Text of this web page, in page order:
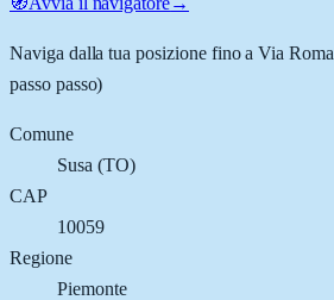
Naviga dalla tua posizione fino aVia Roma
passo passo)
Comune
Susa (TO)
CAP
10059
Regione
Piemonte